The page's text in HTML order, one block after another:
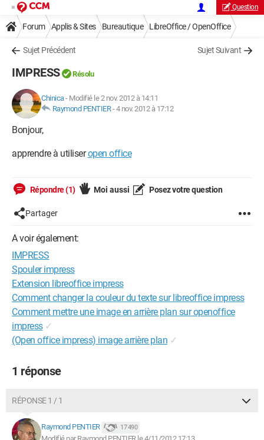
Question
Forum Applis & Sites Bureautique LibreOffice / OpenOffice
Sujet Précédent Sujet Suivant
IMPRESS Résolu
Chinica- Modifié le 2 nov. 2012 à 14:11
Raymond PENTIER-4 nov. 2012 à 17:12
Bonjour,
apprendre à utiliseropen office
Répondre (1) Moi aussi Posez votre question
Partager
A voir également:
IMPRESS
Spouler impress
Extension libreoffice impress
Comment changer la couleur du texte sur libreoffice impress
Comment mettre une image en arrière plan sur openoffice
impress ✓
(Open office impress) image arrière plan ✓
1 réponse
RÉPONSE 1 / 1
Raymond PENTIER 17 490